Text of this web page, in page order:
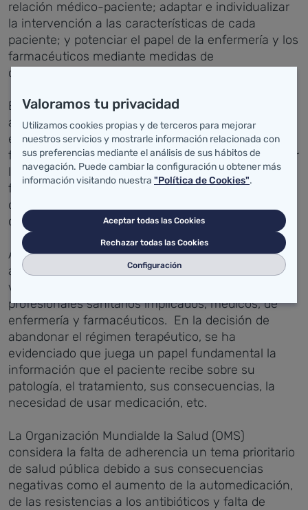
relación médico-paciente; adaptar e individualizar
la intervención a las características de cada
paciente; y potenciar el papel de la enfermería y los
farmacéuticos mediante medidas de
concienciación y promoción de la salud.
En la jornada se ha analizado el impacto de la
adherencia a nivel de salud, en el ámbito
económico y en materia de los tratamientos
farmacológicos. También la necesidad de simplificar
los tratamientos, la aplicabilidad de los estudios
farmacoeconómicos de la falta de adherencia y el
desarrollo de dispositivos para monitorizar el
cumplimiento.
Además, se ha debatido sobre las medidas a
adoptar para aumentar la adherencia aportando la
visión de los pacientes y de los distintos
profesionales sanitarios implicados, médicos, de
enfermería y farmacéuticos. En la decisión de
abandonar el régimen terapéutico, se ha
evidenciado que juega un papel fundamental la
información que el paciente recibe sobre su
patología, el tratamiento, sus consecuencias, la
necesidad de usar medicación, etc.
La Organización Mundialde la Salud (OMS)
considera la falta de adherencia un tema prioritario
de salud pública debido a sus consecuencias
negativas como el aumento de la automedicación,
de las resistencias a los antibióticos y falta de
Valoramos tu privacidad
Utilizamos cookies propias y de terceros para mejorar
nuestros servicios y mostrarle información relacionada con
sus preferencias mediante el análisis de sus hábitos de
navegación. Puede cambiar la configuración u obtener más
información visitando nuestra "Política de Cookies".
Aceptar todas las Cookies
Rechazar todas las Cookies
Configuración